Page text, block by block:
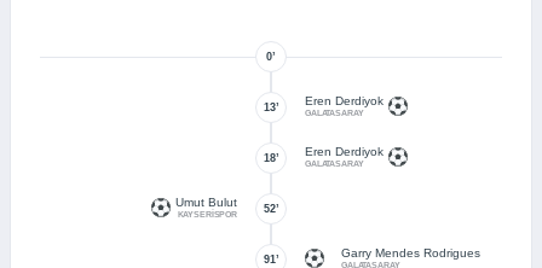
0’
Eren Derdiyok
GALATASARAY
13’
Eren Derdiyok
GALATASARAY
18’
52’
Umut Bulut
KAYSERİSPOR
91’
Garry Mendes Rodrigues
GALATASARAY